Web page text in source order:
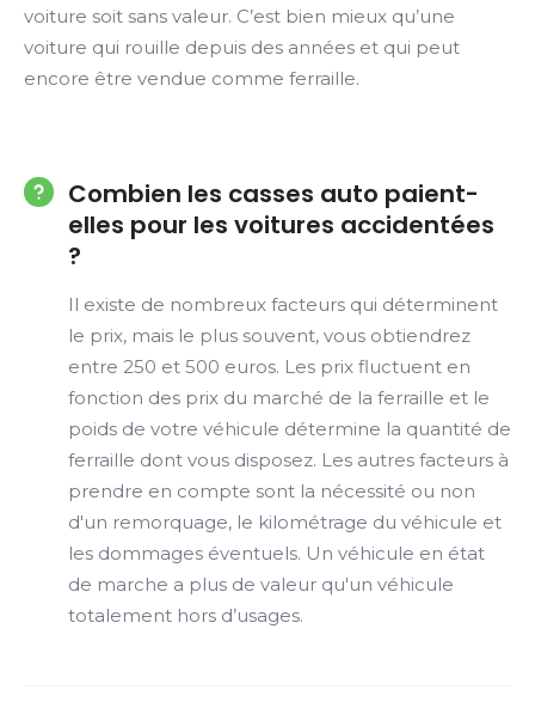
voiture soit sans valeur. C’est bien mieux qu’une
voiture qui rouille depuis des années et qui peut
encore être vendue comme ferraille.
Combien les casses auto paient-
elles pour les voitures accidentées
?
Il existe de nombreux facteurs qui déterminent
le prix, mais le plus souvent, vous obtiendrez
entre 250 et 500 euros. Les prix fluctuent en
fonction des prix du marché de la ferraille et le
poids de votre véhicule détermine la quantité de
ferraille dont vous disposez. Les autres facteurs à
prendre en compte sont la nécessité ou non
d'un remorquage, le kilométrage du véhicule et
les dommages éventuels. Un véhicule en état
de marche a plus de valeur qu'un véhicule
totalement hors d’usages.